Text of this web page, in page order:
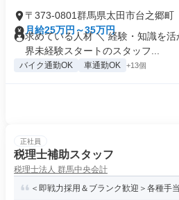
〒373-0801群馬県太田市台之郷町
月給25万円～35万円
求めている人材 ＼ 経験・知識を
界未経験スタートのスタッフ...
バイク通勤OK 車通勤OK +13個
正社員
税理士補助スタッフ
税理士法人 群馬中央会計
＜即戦力採用＆ブランク歓迎＞各種手